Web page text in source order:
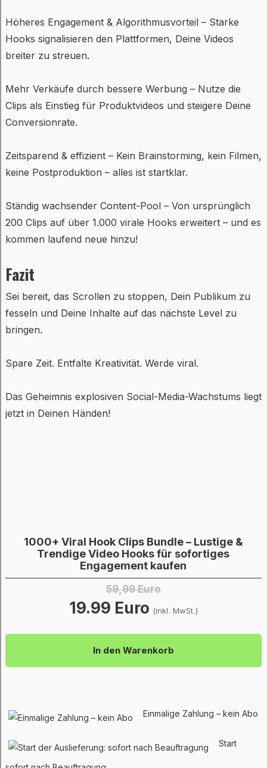
Höheres Engagement & Algorithmusvorteil – Starke
Hooks signalisieren den Plattformen, Deine Videos
breiter zu streuen.
Mehr Verkäufe durch bessere Werbung – Nutze die
Clips als Einstieg für Produktvideos und steigere Deine
Conversionrate.
Zeitsparend & effizient – Kein Brainstorming, kein Filmen,
keine Postproduktion – alles ist startklar.
Ständig wachsender Content-Pool – Von ursprünglich
200 Clips auf über 1.000 virale Hooks erweitert – und es
kommen laufend neue hinzu!
Fazit
Sei bereit, das Scrollen zu stoppen, Dein Publikum zu
fesseln und Deine Inhalte auf das nächste Level zu
bringen.
Spare Zeit. Entfalte Kreativität. Werde viral.
Das Geheimnis explosiven Social-Media-Wachstums liegt
jetzt in Deinen Händen!
1000+ Viral Hook Clips Bundle – Lustige &
Trendige Video Hooks für sofortiges
Engagement kaufen
59,99 Euro
19.99 Euro (inkl. MwSt.)
In den Warenkorb
Einmalige Zahlung – kein Abo
Start